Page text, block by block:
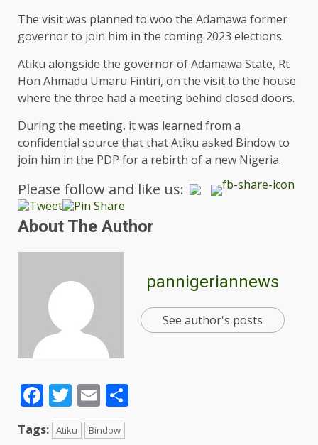
The visit was planned to woo the Adamawa former
governor to join him in the coming 2023 elections.
Atiku alongside the governor of Adamawa State, Rt
Hon Ahmadu Umaru Fintiri, on the visit to the house
where the three had a meeting behind closed doors.
During the meeting, it was learned from a
confidential source that that Atiku asked Bindow to
join him in the PDP for a rebirth of a new Nigeria.
Please follow and like us:
About The Author
pannigeriannews
See author's posts
Facebook
Twitter
Email
Tags: Atiku Bindow